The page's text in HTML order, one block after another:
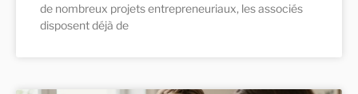
de nombreux projets entrepreneuriaux, les associés
disposent déjà de